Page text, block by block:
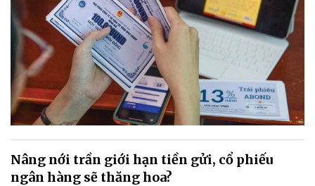
Nâng nới trần giới hạn tiền gửi, cổ phiếu
ngân hàng sẽ thăng hoa?